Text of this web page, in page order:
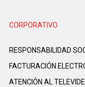
CORPORATIVO
RESPONSABILIDAD
FACTURACIÓN
ATENCIÓN AL